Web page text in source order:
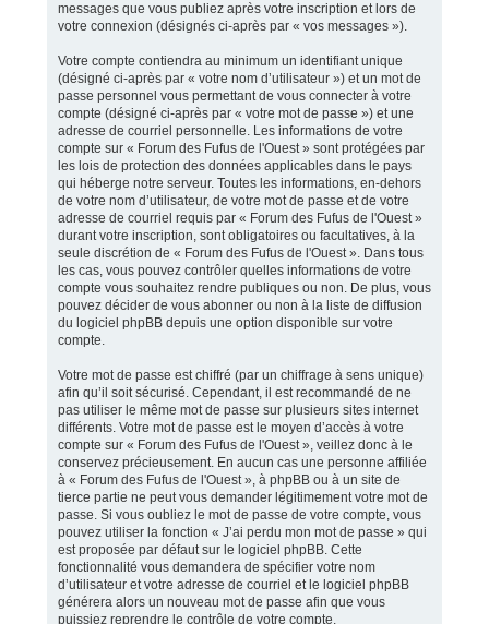
messages que vous publiez après votre inscription et lors de
votre connexion (désignés ci-après par « vos messages »).
Votre compte contiendra au minimum un identifiant unique
(désigné ci-après par « votre nom d’utilisateur ») et un mot de
passe personnel vous permettant de vous connecter à votre
compte (désigné ci-après par « votre mot de passe ») et une
adresse de courriel personnelle. Les informations de votre
compte sur « Forum des Fufus de l'Ouest » sont protégées par
les lois de protection des données applicables dans le pays
qui héberge notre serveur. Toutes les informations, en-dehors
de votre nom d’utilisateur, de votre mot de passe et de votre
adresse de courriel requis par « Forum des Fufus de l'Ouest »
durant votre inscription, sont obligatoires ou facultatives, à la
seule discrétion de « Forum des Fufus de l'Ouest ». Dans tous
les cas, vous pouvez contrôler quelles informations de votre
compte vous souhaitez rendre publiques ou non. De plus, vous
pouvez décider de vous abonner ou non à la liste de diffusion
du logiciel phpBB depuis une option disponible sur votre
compte.
Votre mot de passe est chiffré (par un chiffrage à sens unique)
afin qu’il soit sécurisé. Cependant, il est recommandé de ne
pas utiliser le même mot de passe sur plusieurs sites internet
différents. Votre mot de passe est le moyen d’accès à votre
compte sur « Forum des Fufus de l'Ouest », veillez donc à le
conservez précieusement. En aucun cas une personne affiliée
à « Forum des Fufus de l'Ouest », à phpBB ou à un site de
tierce partie ne peut vous demander légitimement votre mot de
passe. Si vous oubliez le mot de passe de votre compte, vous
pouvez utiliser la fonction « J’ai perdu mon mot de passe » qui
est proposée par défaut sur le logiciel phpBB. Cette
fonctionnalité vous demandera de spécifier votre nom
d’utilisateur et votre adresse de courriel et le logiciel phpBB
générera alors un nouveau mot de passe afin que vous
puissiez reprendre le contrôle de votre compte.